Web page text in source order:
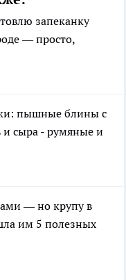
запеканку
— просто,
пышные блины с
сыра - румяные и
— но крупу в
им 5 полезных